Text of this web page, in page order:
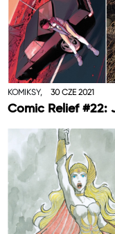
KOMIKSY, 30 CZE 2021
Comic Relief #22: